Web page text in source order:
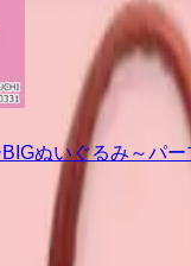
ぬいぐるみ～パー